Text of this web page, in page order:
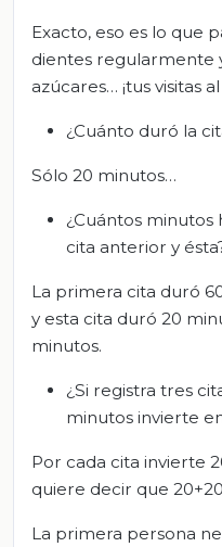
Exacto, eso es lo que
dientes regularmente
azúcares… ¡tus visitas
¿Cuánto duró la
Sólo 20 minutos…
¿Cuántos
cita anterior y
La primera cita duró
y esta cita duró 20
minutos.
¿Si registra tres
minutos invierte
Por cada cita invierte
quiere decir que
La primera persona